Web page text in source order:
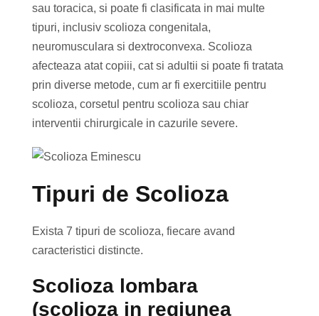
sau toracica, si poate fi clasificata in mai multe
tipuri, inclusiv scolioza congenitala,
neuromusculara si dextroconvexa. Scolioza
afecteaza atat copiii, cat si adultii si poate fi tratata
prin diverse metode, cum ar fi exercitiile pentru
scolioza, corsetul pentru scolioza sau chiar
interventii chirurgicale in cazurile severe.
Tipuri de Scolioza
Exista 7 tipuri de scolioza, fiecare avand
caracteristici distincte.
Scolioza lombara
(scolioza in regiunea